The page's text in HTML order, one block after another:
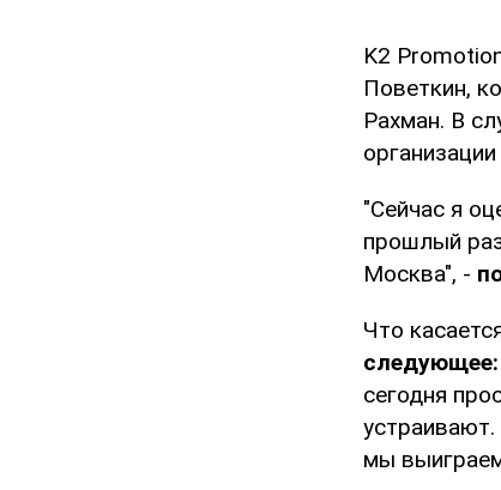
K2
Поветкин,
Рахман. В
"Сейчас я
прошлый
Москва", -
Что
следующее:
сегодня
мы